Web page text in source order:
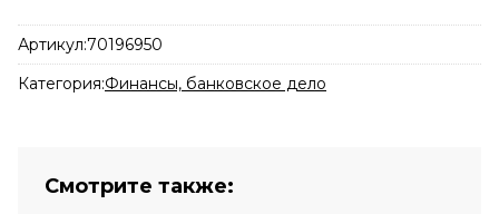
Артикул:70196950
Категория:Финансы, банковское дело
Смотрите также: